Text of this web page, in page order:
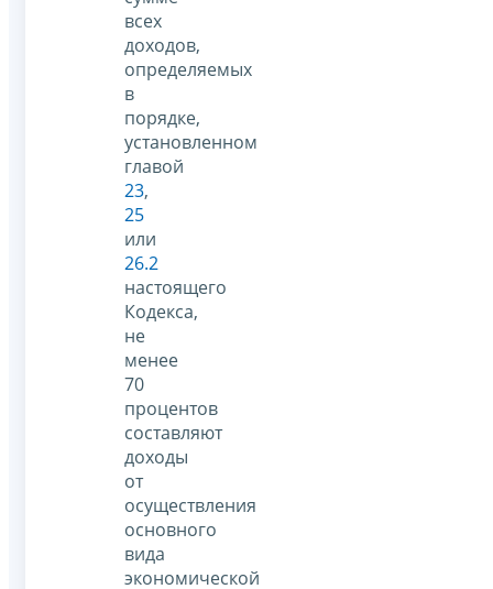
всех
доходов,
определяемых
в
порядке,
установленном
главой
23,
25
или
26.2
настоящего
Кодекса,
не
менее
70
процентов
составляют
доходы
от
осуществления
основного
вида
экономической